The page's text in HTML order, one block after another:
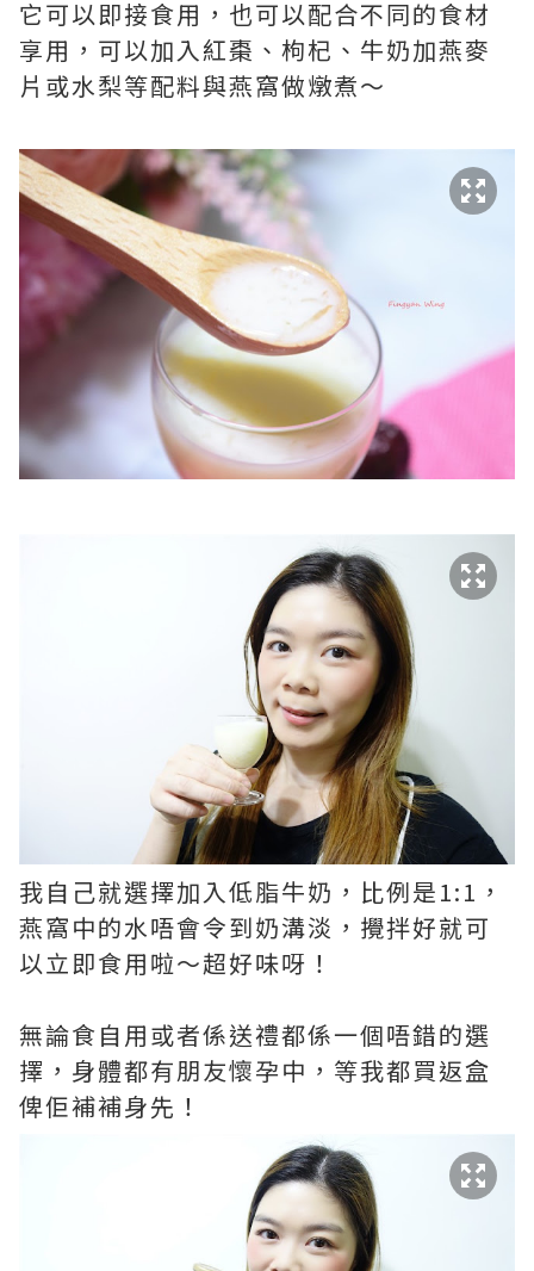
它可以即接食用，也可以配合不同的食材
享用，可以加入紅棗、枸杞、牛奶加燕麥
片或水梨等配料與燕窩做燉煮～
我自己就選擇加入低脂牛奶，比例是1:1，
燕窩中的水唔會令到奶溝淡，攪拌好就可
以立即食用啦～超好味呀！
無論食自用或者係送禮都係一個唔錯的選
擇，身體都有朋友懷孕中，等我都買返盒
俾佢補補身先！